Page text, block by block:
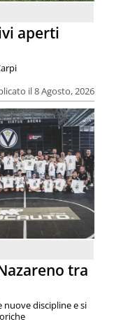
aperti
il 8 Agosto, 2026
tra
nuove discipline e si